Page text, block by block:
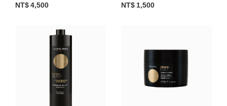
4,500 1,500